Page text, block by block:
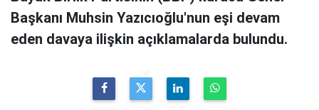
Başkanı Muhsin Yazıcıoğlu'nun eşi devam
eden davaya ilişkin açıklamalarda bulundu.